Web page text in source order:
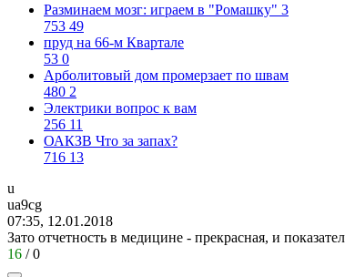
Разминаем мозг: играем в "Ромашку" 3
753 49
пруд на 66-м Квартале
53 0
Арболитовый дом промерзает по швам
480 2
Электрики вопрос к вам
256 11
ОАКЗВ Что за запах?
716 13
u
ua9cg
07:35, 12.01.2018
Зато отчетность в медицине - прекрасная, и
16 /0